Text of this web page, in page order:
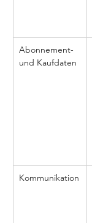
Abonnement-
und Kaufdaten
Kommunikation